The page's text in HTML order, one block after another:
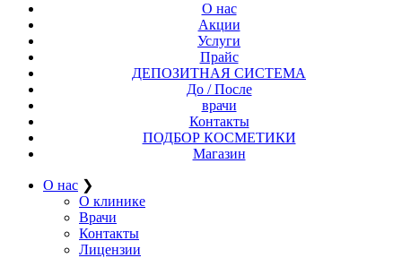
О нас
Акции
Услуги
Прайс
ДЕПОЗИТНАЯ СИСТЕМА
До / После
врачи
Контакты
ПОДБОР КОСМЕТИКИ
Магазин
О нас ❯
О клинике
Врачи
Контакты
Лицензии